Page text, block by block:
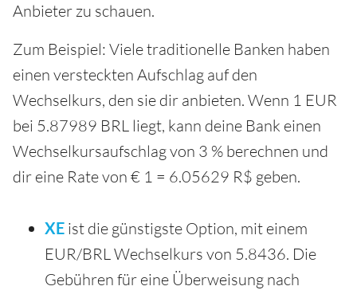
Anbieter zu schauen.
Zum Beispiel: Viele traditionelle Banken haben
einen versteckten Aufschlag auf den
Wechselkurs, den sie dir anbieten. Wenn 1 EUR
bei 5.87989 BRL liegt, kann deine Bank einen
Wechselkursaufschlag von 3 % berechnen und
dir eine Rate von € 1 = 6.05629 R$ geben.
XE ist die günstigste Option, mit einem
EUR/BRL Wechselkurs von 5.8436. Die
Gebühren für eine Überweisung nach